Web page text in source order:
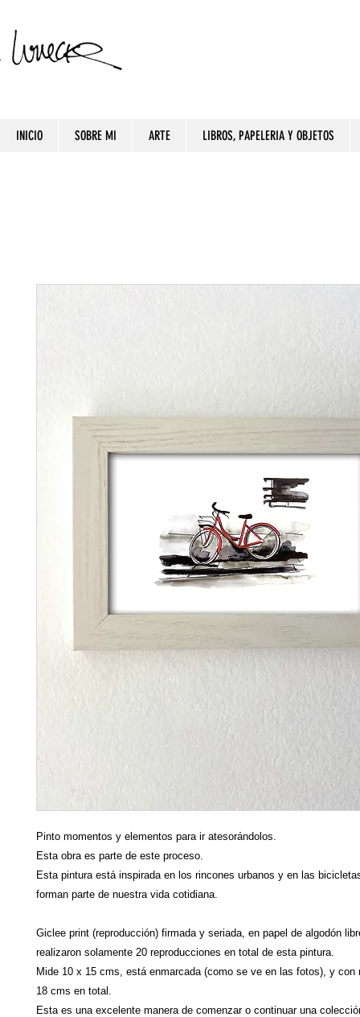
INICIO SOBRE MI ARTE LIBROS, PAPELERIA Y OBJETOS
Pinto momentos y elementos para ir atesorándolos.
Esta obra es parte de este proceso.
Esta pintura está inspirada en los rincones urbanos y en las
forman parte de nuestra vida cotidiana.
Giclee print (reproducción) firmada y seriada, en papel de algodón
realizaron solamente 20 reproducciones en total de esta pintura.
Mide 10 x 15 cms, está enmarcada (como se ve en las fotos), y con
18 cms en total.
Esta es una excelente manera de comenzar o continuar una